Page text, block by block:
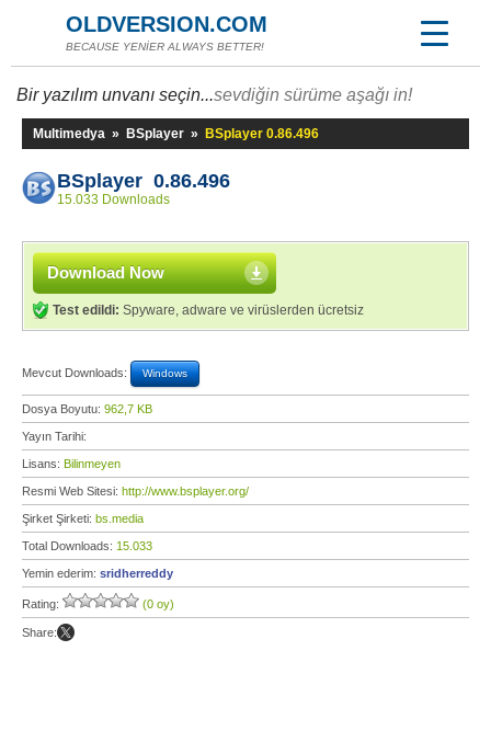
OLDVERSION.COM
BECAUSE YENİER ALWAYS BETTER!
Bir yazılım unvanı seçin...sevdiğin sürüme aşağı in!
Multimedya » BSplayer » BSplayer 0.86.496
BSplayer 0.86.496
15.033 Downloads
Download Now
Test edildi: Spyware, adware ve virüslerden ücretsiz
Mevcut Downloads: Windows
Dosya Boyutu: 962,7 KB
Yayın Tarihi:
Lisans: Bilinmeyen
Resmi Web Sitesi: http://www.bsplayer.org/
Şirket Şirketi: bs.media
Total Downloads: 15.033
Yemin ederim: sridherreddy
Rating: (0 oy)
Share: